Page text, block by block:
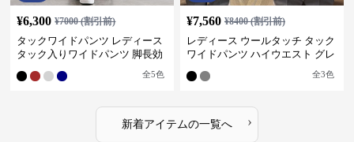
¥6,300 ¥7000(割引前)
タックワイドパンツ レディース
タック入りワイドパンツ 脚長効
全5色
¥7,560 ¥8400(割引前)
レディース ウールタッチ タック
ワイドパンツ ハイウエスト グレ
全3色
新着アイテムの一覧へ ›